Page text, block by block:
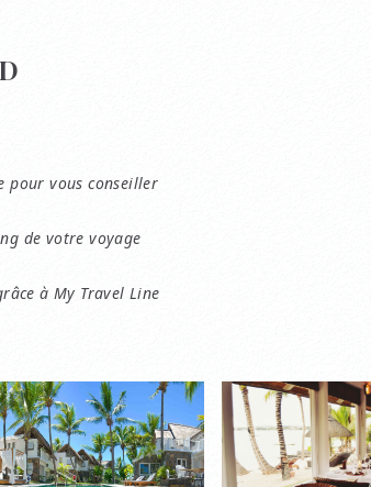
pour vous conseiller
de votre voyage
à My Travel Line